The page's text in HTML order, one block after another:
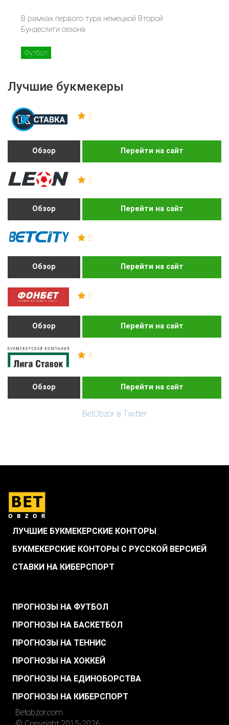
Лучшие букмекеры
5
Обзор Перейти на сайт
5
Обзор Перейти на сайт
5
Обзор Перейти на сайт
5
Обзор Перейти на сайт
4
Обзор Перейти на сайт
BetObzor в Twitter
В рамках первого тура немецкой Второй
Бундеслиги сезона
Футбол
ЛУЧШИЕ БУКМЕКЕРСКИЕ КОНТОРЫ
БУКМЕКЕРСКИЕ КОНТОРЫ С РУССКОЙ ВЕРСИЕЙ
СТАВКИ НА КИБЕРСПОРТ
ПРОГНОЗЫ НА ФУТБОЛ
ПРОГНОЗЫ НА БАСКЕТБОЛ
ПРОГНОЗЫ НА ТЕННИС
ПРОГНОЗЫ НА ХОККЕЙ
ПРОГНОЗЫ НА ЕДИНОБОРСТВА
ПРОГНОЗЫ НА КИБЕРСПОРТ
Betobzor.com